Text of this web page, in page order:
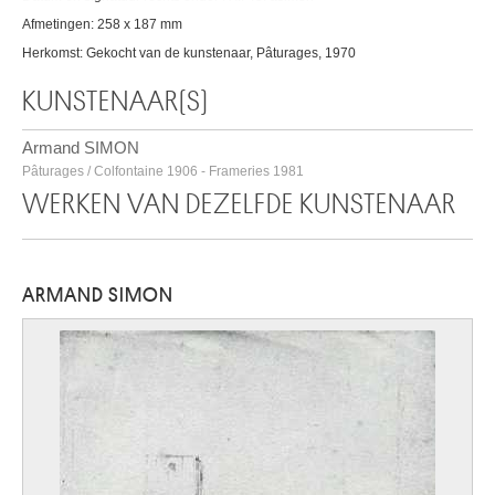
Afmetingen: 258 x 187 mm
Herkomst: Gekocht van de kunstenaar, Pâturages, 1970
KUNSTENAAR(S)
Armand SIMON
Pâturages / Colfontaine 1906 - Frameries 1981
WERKEN VAN DEZELFDE KUNSTENAAR
ARMAND SIMON